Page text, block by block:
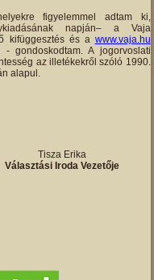
figyelemmel adtam ki,
napján– a Vaja
kifüggesztés és a www.vaja.hu
gondoskodtam. A jogorvoslati
az illetékekről szóló 1990.
alapul.
Tisza Erika
Választási Iroda Vezetője